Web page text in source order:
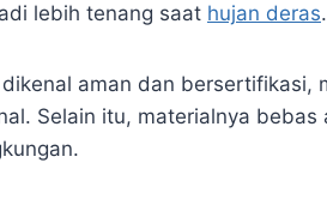
lebih tenang saat hujan deras.
aman dan bersertifikasi,
Selain itu, materialnya